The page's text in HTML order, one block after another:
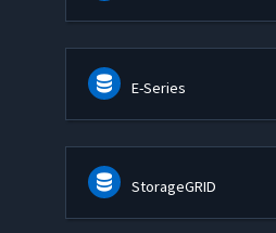
E-Series
StorageGRID